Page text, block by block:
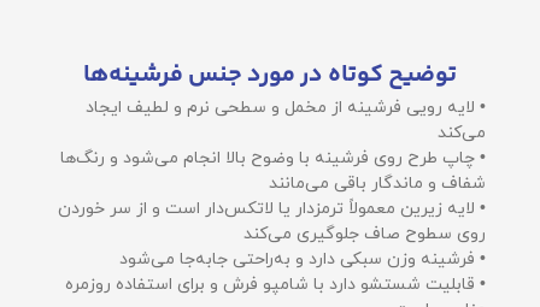
توضیح کوتاه در مورد جنس فرشینه‌ها
• لایه رویی فرشینه از مخمل و سطحی نرم و لطیف ایجاد
می‌کند
• چاپ طرح روی فرشینه با وضوح بالا انجام می‌شود و رنگ‌ها
شفاف و ماندگار باقی می‌مانند
• لایه زیرین معمولاً ترمزدار یا لاتکس‌دار است و از سر خوردن
روی سطوح صاف جلوگیری می‌کند
• فرشینه وزن سبکی دارد و به‌راحتی جابه‌جا می‌شود
• قابلیت شستشو دارد با شامپو فرش و برای استفاده روزمره